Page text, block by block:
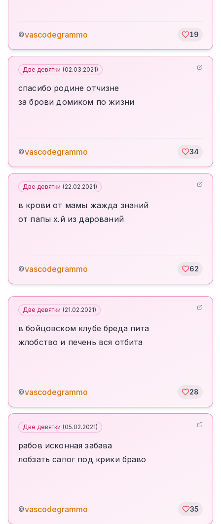
©vascodegrammo 19
Две девятки (02.03.2021)
спасибо родине отчизне
за брови домиком по жизни
©vascodegrammo 34
Две девятки (22.02.2021)
в крови от мамы жажда знаний
от папы х.й из дарований
©vascodegrammo 62
Две девятки (21.02.2021)
в бойцовском клубе бреда пита
жлобство и печень вся отбита
©vascodegrammo 28
Две девятки (05.02.2021)
рабов исконная забава
лобзать сапог под крики браво
©vascodegrammo 35